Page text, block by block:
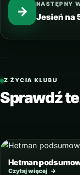
NASTĘPNY
Jesień na
→
Z ŻYCIA KLUBU
Sprawdź
Hetman
Czytaj więcej →